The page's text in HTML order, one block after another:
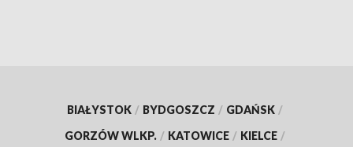
BIAŁYSTOK / BYDGOSZCZ / GDAŃSK /
GORZÓW WLKP. / KATOWICE / KIELCE /